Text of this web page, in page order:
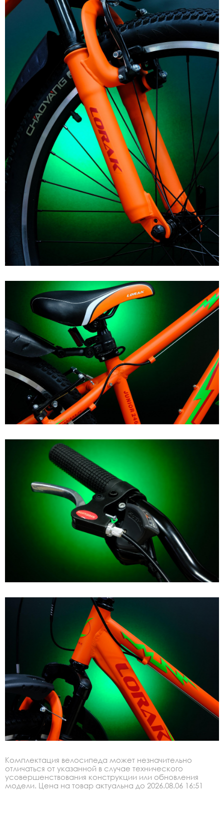
Комплектация велосипеда может незначительно
отличаться от указанной в случае технического
усовершенствования конструкции или обновления
модели. Цена на товар актуальна до 2026.08.06 16:51